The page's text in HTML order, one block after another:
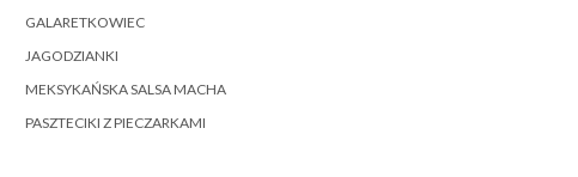
GALARETKOWIEC
JAGODZIANKI
MEKSYKAŃSKA SALSA MACHA
PASZTECIKI Z PIECZARKAMI